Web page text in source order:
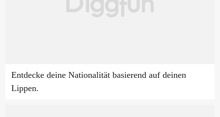
Entdecke deine Nationalität basierend auf deinen
Lippen.